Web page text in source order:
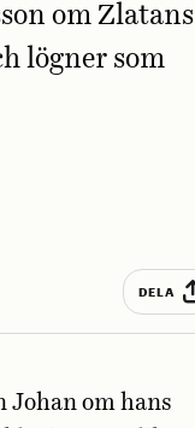
om Zlatans
lögner som
DELA
Johan om hans